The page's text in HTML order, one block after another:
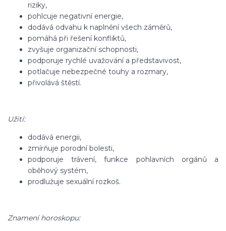
riziky,
pohlcuje negativní energie,
dodává odvahu k naplnění všech záměrů,
pomáhá při řešení konfliktů,
zvyšuje organizační schopnosti,
podporuje rychlé uvažování a představivost,
potlačuje nebezpečné touhy a rozmary,
přivolává štěstí.
Užití:
dodává energii,
zmírňuje porodní bolesti,
podporuje trávení, funkce pohlavních orgánů a
oběhový systém,
prodlužuje sexuální rozkoš.
Znamení horoskopu: